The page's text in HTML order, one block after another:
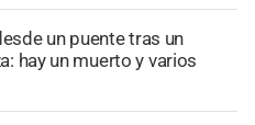
un puente tras un
hay un muerto y varios